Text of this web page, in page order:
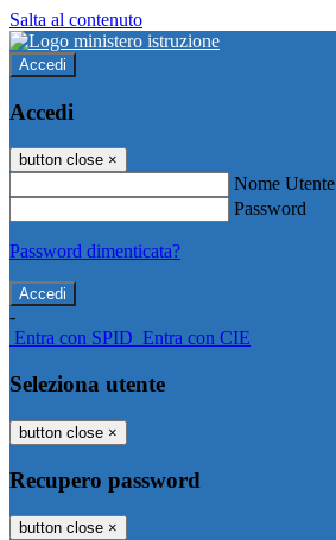
Salta al contenuto
Accedi
Accedi
button close ×
Nome Utente
Password
Password dimenticata?
-
Entra con SPID Entra con CIE
Seleziona utente
button close ×
Recupero password
button close ×